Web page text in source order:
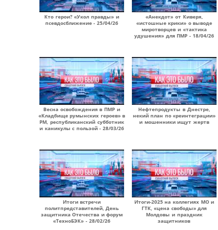
Кто герои? «Укол правды» и
псевдосближение - 25/04/26
«Анекдот» от Киверя,
«истошные крики» о выводе
миротворцев и «тактика
удушения» для ПМР - 18/04/26
Весна освобождения в ПМР и
«Кладбище румынских героев» в
РМ, республиканский субботник
и каникулы с пользой - 28/03/26
Нефтепродукты в Днестре,
некий план по «реинтеграции»
и мошенники ищут жертв
Итоги встречи
политпредставителей, День
защитника Отечества и форум
«ТехноБЭК» - 28/02/26
Итоги-2025 на коллегиях МО и
ГТК, «цена свободы» для
Молдовы и праздник
защитников